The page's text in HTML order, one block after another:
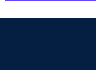
commercial et les